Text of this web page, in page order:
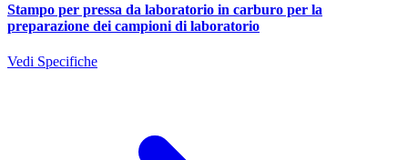
Stampo per pressa da laboratorio in carburo per la
preparazione dei campioni di laboratorio
Vedi Specifiche